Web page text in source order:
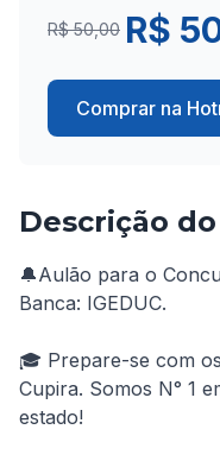
R$ 50,00 R$
Comprar na
Descrição
🔔Aulão para o
Banca: IGEDUC.
🎓 Prepare-se com
Cupira. Somos N° 1
estado!